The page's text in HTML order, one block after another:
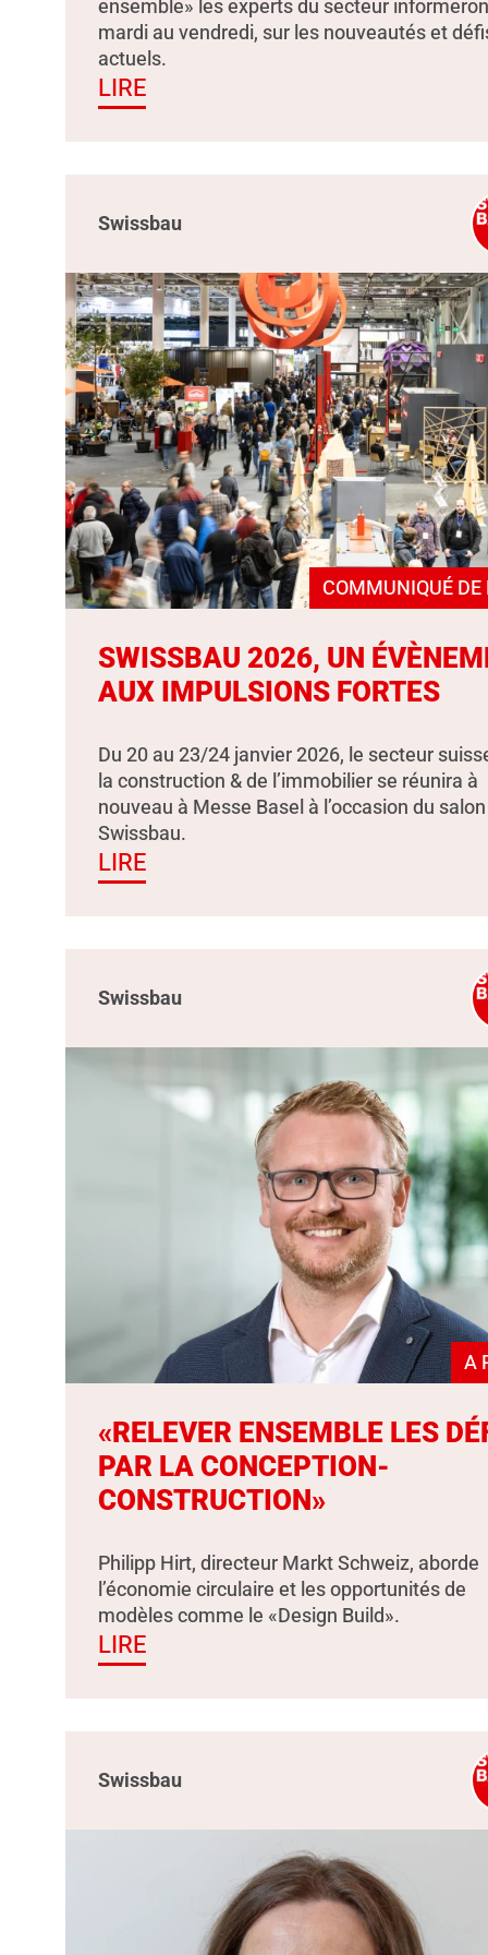
ensemble» les experts du secteur
mardi au vendredi, sur les nouveautés et
actuels.
LIRE
Swissbau
COMMUNIQUÉ DE
SWISSBAU 2026, UN
AUX IMPULSIONS FORTES
Du 20 au 23/24 janvier 2026, le secteur
la construction & de l’immobilier se réunira à
nouveau à Messe Basel à l’occasion du salon
Swissbau.
LIRE
Swissbau
A
«RELEVER ENSEMBLE LES
PAR LA CONCEPTION-
CONSTRUCTION»
Philipp Hirt, directeur Markt Schweiz, aborde
l’économie circulaire et les opportunités de
modèles comme le «Design Build».
LIRE
Swissbau